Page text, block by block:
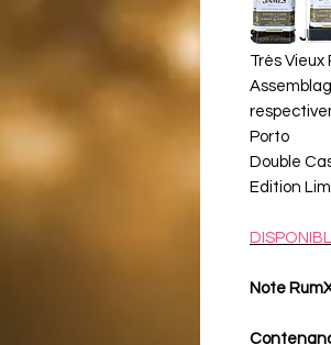
SAINT
Très
Porto
Double
Edition
Note